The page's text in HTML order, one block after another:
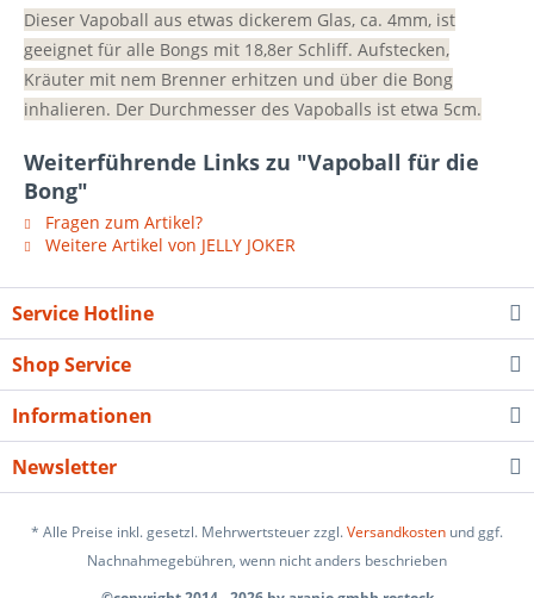
Dieser Vapoball aus etwas dickerem Glas, ca. 4mm, ist
geeignet für alle Bongs mit 18,8er Schliff. Aufstecken,
Kräuter mit nem Brenner erhitzen und über die Bong
inhalieren. Der Durchmesser des Vapoballs ist etwa 5cm.
Weiterführende Links zu "Vapoball für die
Bong"
Fragen zum Artikel?
Weitere Artikel von JELLY JOKER
Service Hotline
Shop Service
Informationen
Newsletter
* Alle Preise inkl. gesetzl. Mehrwertsteuer zzgl.Versandkosten und ggf.
Nachnahmegebühren, wenn nicht anders beschrieben